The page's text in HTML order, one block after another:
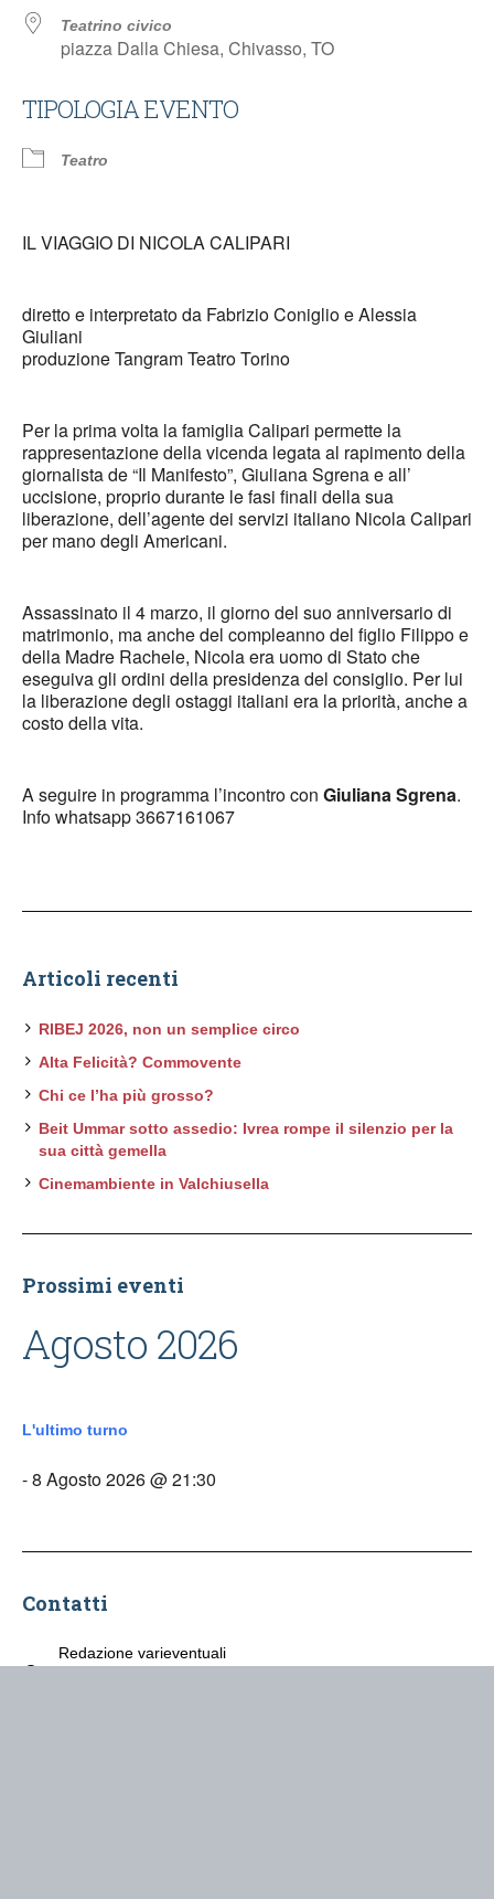
Teatrino civico
piazza Dalla Chiesa, Chivasso, TO
TIPOLOGIA EVENTO
Teatro
IL VIAGGIO DI NICOLA CALIPARI
diretto e interpretato da Fabrizio Coniglio e Alessia
Giuliani
produzione Tangram Teatro Torino
Per la prima volta la famiglia Calipari permette la
rappresentazione della vicenda legata al rapimento della
giornalista de “Il Manifesto”, Giuliana Sgrena e all’
uccisione, proprio durante le fasi finali della sua
liberazione, dell’agente dei servizi italiano Nicola Calipari
per mano degli Americani.
Assassinato il 4 marzo, il giorno del suo anniversario di
matrimonio, ma anche del compleanno del figlio Filippo e
della Madre Rachele, Nicola era uomo di Stato che
eseguiva gli ordini della presidenza del consiglio. Per lui
la liberazione degli ostaggi italiani era la priorità, anche a
costo della vita.
A seguire in programma l’incontro con Giuliana Sgrena.
Info whatsapp 3667161067
Articoli recenti
RIBEJ 2026, non un semplice circo
Alta Felicità? Commovente
Chi ce l’ha più grosso?
Beit Ummar sotto assedio: Ivrea rompe il silenzio per la
sua città gemella
Cinemambiente in Valchiusella
Prossimi eventi
Agosto 2026
L'ultimo turno
- 8 Agosto 2026 @ 21:30
Contatti
Redazione varieventuali
Via Arduino, 43